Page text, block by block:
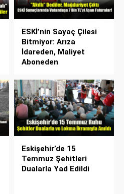
ESKİ’nin Sayaç Çilesi
Bitmiyor: Arıza
İdareden, Maliyet
Aboneden
Eskişehir’de 15
Temmuz Şehitleri
Dualarla Yad Edildi